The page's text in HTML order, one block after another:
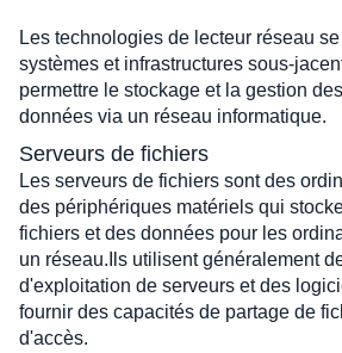
Les technologies de lecteur réseau
systèmes et infrastructures sous-
permettre le stockage et la gestion
données via un réseau informatique.
Serveurs de fichiers
Les serveurs de fichiers sont des
des périphériques matériels qui
fichiers et des données pour les
un réseau.Ils utilisent généralement
d'exploitation de serveurs et des
fournir des capacités de partage de
d'accès.